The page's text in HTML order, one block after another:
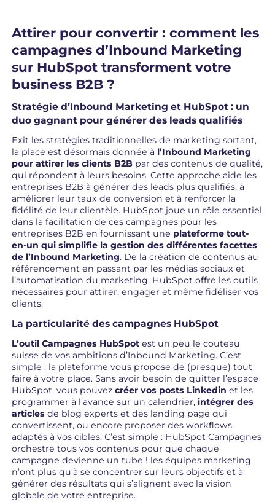
Attirer pour convertir : comment les
campagnes d’Inbound Marketing
sur HubSpot transforment votre
business B2B ?
Stratégie d’Inbound Marketing et HubSpot : un
duo gagnant pour générer des leads qualifiés
Exit les stratégies traditionnelles de marketing sortant,
la place est désormais donnée à l’Inbound Marketing
pour attirer les clients B2B par des contenus de qualité,
qui répondent à leurs besoins. Cette approche aide les
entreprises B2B à générer des leads plus qualifiés, à
améliorer leur taux de conversion et à renforcer la
fidélité de leur clientèle. HubSpot joue un rôle essentiel
dans la facilitation de ces campagnes pour les
entreprises B2B en fournissant une plateforme tout-
en-un qui simplifie la gestion des différentes facettes
de l’Inbound Marketing. De la création de contenus au
référencement en passant par les médias sociaux et
l’automatisation du marketing, HubSpot offre les outils
nécessaires pour attirer, engager et même fidéliser vos
clients.
La particularité des campagnes HubSpot
L’outil Campagnes HubSpot est un peu le couteau
suisse de vos ambitions d’Inbound Marketing. C’est
simple : la plateforme vous propose de (presque) tout
faire à votre place. Sans avoir besoin de quitter l’espace
HubSpot, vous pouvezcréer vos posts Linkedin et les
programmer à l’avance sur un calendrier,intégrer des
articles de blog experts et des landing page qui
convertissent, ou encore proposer des workflows
adaptés à vos cibles. C’est simple : HubSpot Campagnes
orchestre tous vos contenus pour que chaque
campagne devienne un tube ! les équipes marketing
n’ont plus qu’à se concentrer sur leurs objectifs et à
générer des résultats qui s’alignent avec la vision
globale de votre entreprise.